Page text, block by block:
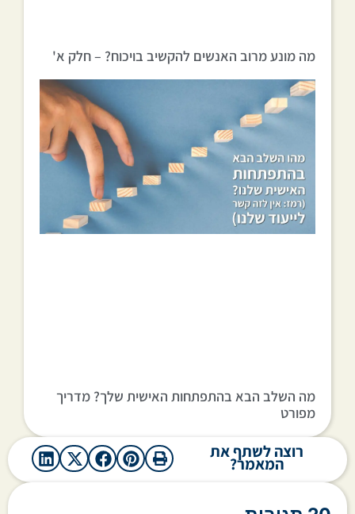
מה מונע מרוב האנשים להקשיב בויכוח? – חלק א'
מה השלב הבא בהתפתחות האישית שלך? מדריך
מפורט
רוצה לשתף את
המאמר?